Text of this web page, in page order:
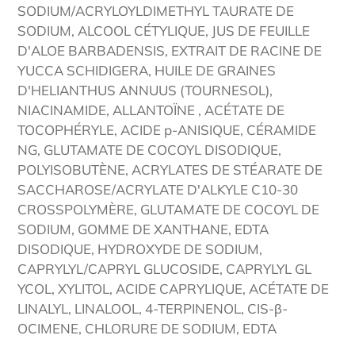
SODIUM/ACRYLOYLDIMETHYL TAURATE DE
SODIUM, ALCOOL CÉTYLIQUE, JUS DE FEUILLE
D'ALOE BARBADENSIS, EXTRAIT DE RACINE DE
YUCCA SCHIDIGERA, HUILE DE GRAINES
D'HELIANTHUS ANNUUS (TOURNESOL),
NIACINAMIDE, ALLANTOÏNE , ACÉTATE DE
TOCOPHÉRYLE, ACIDE p-ANISIQUE, CÉRAMIDE
NG, GLUTAMATE DE COCOYL DISODIQUE,
POLYISOBUTÈNE, ACRYLATES DE STÉARATE DE
SACCHAROSE/ACRYLATE D'ALKYLE C10-30
CROSSPOLYMÈRE, GLUTAMATE DE COCOYL DE
SODIUM, GOMME DE XANTHANE, EDTA
DISODIQUE, HYDROXYDE DE SODIUM,
CAPRYLYL/CAPRYL GLUCOSIDE, CAPRYLYL GL
YCOL, XYLITOL, ACIDE CAPRYLIQUE, ACÉTATE DE
LINALYL, LINALOOL, 4-TERPINENOL, CIS-β-
OCIMENE, CHLORURE DE SODIUM, EDTA